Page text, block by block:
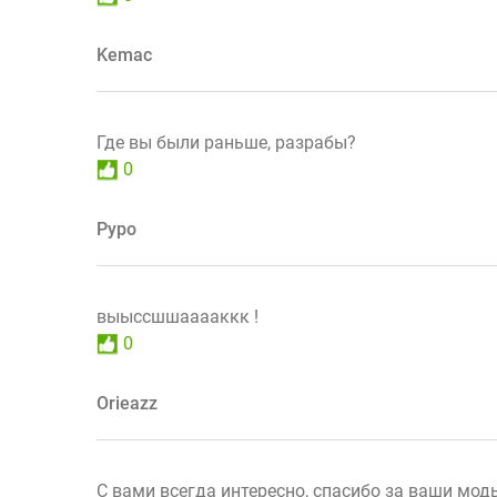
Kemac
Где вы были раньше, разрабы?
0
Руро
выыссшшааааккк !
0
Orieazz
С вами всегда интересно, спасибо за ваши